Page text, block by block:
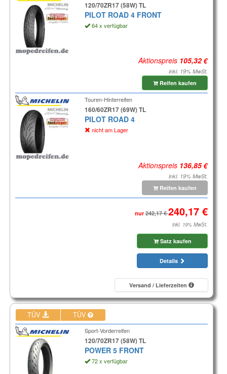
120/70ZR17 (58W) TL
PILOT ROAD 4 FRONT
64 x verfügbar
Aktionspreis
inkl. 19% MwSt.
Reifen kaufen
Touren-Hinterreifen
160/60ZR17 (69W) TL
PILOT ROAD 4
nicht am Lager
Aktionspreis
inkl. 19% MwSt.
Reifen kaufen
nur
inkl. 19% MwSt.
Satz kaufen
Details
Versand / Lieferzeiten
TÜV TÜV
Sport-Vorderreifen
120/70ZR17 (58W) TL
POWER 5 FRONT
72 x verfügbar